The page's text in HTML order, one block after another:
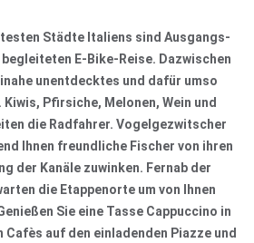
Städte Italiens sind Ausgangs-
E-Bike-Reise. Dazwischen
unentdecktes und dafür umso
Pfirsiche, Melonen, Wein und
die Radfahrer. Vogelgezwitscher
Ihnen freundliche Fischer von ihren
der Kanäle zuwinken. Fernab der
die Etappenorte um von Ihnen
Sie eine Tasse Cappuccino in
auf den einladenden Piazze und